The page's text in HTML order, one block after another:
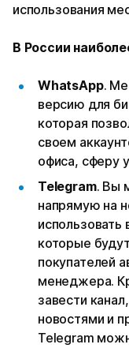
использования
В России
WhatsApp.
версию для
которая
своем
офиса, сферу
Telegram. Вы
напрямую на
которые
покупателей
менеджера.
завести
новостями и
Telegram